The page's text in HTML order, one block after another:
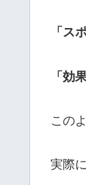
「ス
「効
この
実際